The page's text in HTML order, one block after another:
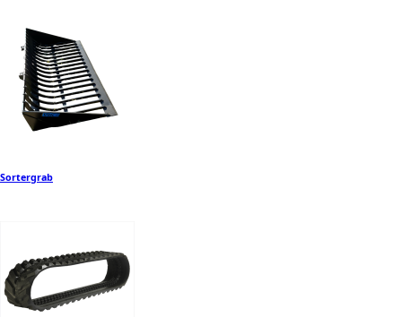
Sortergrab